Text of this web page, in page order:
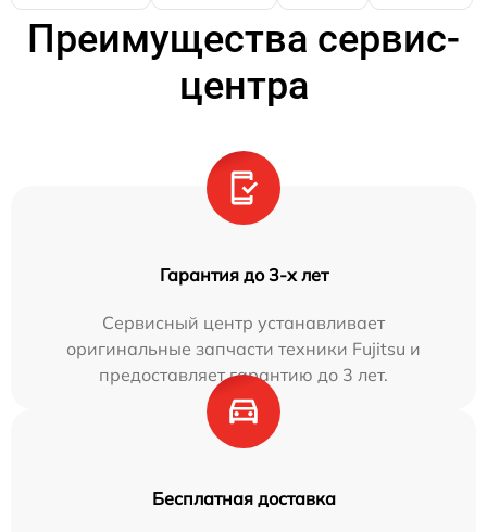
Преимущества сервис-
центра
Гарантия до 3-х лет
Сервисный центр устанавливает
оригинальные запчасти техники Fujitsu и
предоставляет гарантию до 3 лет.
Бесплатная доставка